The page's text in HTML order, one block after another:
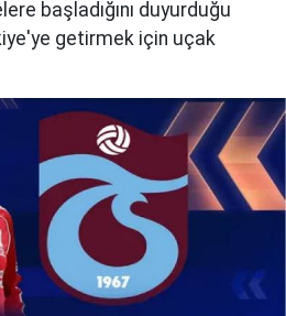
başladığını duyurduğu
getirmek için uçak